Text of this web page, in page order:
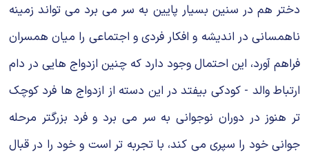
دختر هم در سنین بسیار پایین به سر می برد می تواند زمینه
ناهمسانی در اندیشه و افکار فردی و اجتماعی را میان همسران
فراهم آورد، این احتمال وجود دارد که چنین ازدواج هایی در دام
ارتباط والد - کودکی بیفتد در این دسته از ازدواج ها فرد کوچک
تر هنوز در دوران نوجوانی به سر می برد و فرد بزرگتر مرحله
جوانی خود را سپری می کند، با تجربه تر است و خود را در قبال